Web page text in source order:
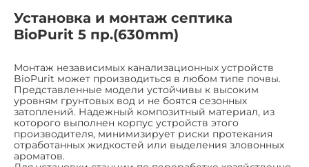
Установка и монтаж септика
BioPurit 5 пр.(630mm)
Монтаж независимых канализационных устройств
BioPurit может производиться в любом типе почвы.
Представленные модели устойчивы к высоким
уровням грунтовых вод и не боятся сезонных
затоплений. Надежный композитный материал, из
которого выполнен корпус устройств этого
производителя, минимизирует риски протекания
отработанных жидкостей или выделения зловонных
ароматов.